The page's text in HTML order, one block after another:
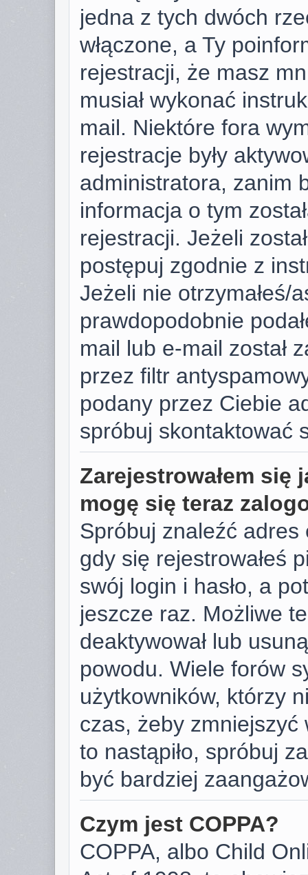
jedna z tych dwóch
włączone, a Ty
rejestracji, że masz
musiał wykonać
mail. Niektóre fora
rejestracje były
administratora, zanim
informacja o tym
rejestracji. Jeżeli
postępuj zgodnie z
Jeżeli nie otrzymałeś/
prawdopodobnie
mail lub e-mail został
przez filtr
podany przez Ciebie
spróbuj skontaktować
Zarejestrowałem się
mogę się teraz
Spróbuj znaleźć adres
gdy się rejestrowałeś
swój login i hasło, a
jeszcze raz. Możliwe
deaktywował lub
powodu. Wiele forów
użytkowników, którzy
czas, żeby
to nastąpiło, spróbuj
być bardziej
Czym jest COPPA?
COPPA, albo Child